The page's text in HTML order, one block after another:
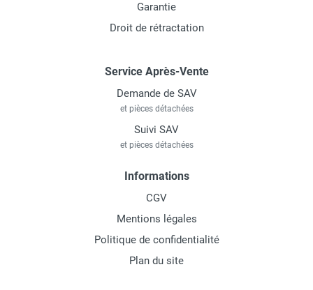
Garantie
Droit de rétractation
Service Après-Vente
Demande de SAV
et pièces détachées
Suivi SAV
et pièces détachées
Informations
CGV
Mentions légales
Politique de confidentialité
Plan du site